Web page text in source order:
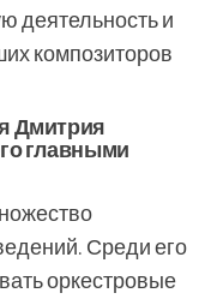
деятельность и
композиторов
Дмитрия
главными
Среди его
оркестровые